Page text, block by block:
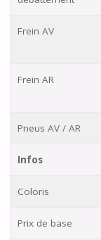
Frein AV
Frein AR
Pneus AV / AR
Infos
Coloris
Prix de base